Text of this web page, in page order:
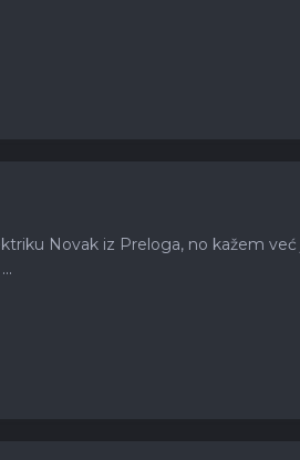
Novak iz Preloga, no kažem